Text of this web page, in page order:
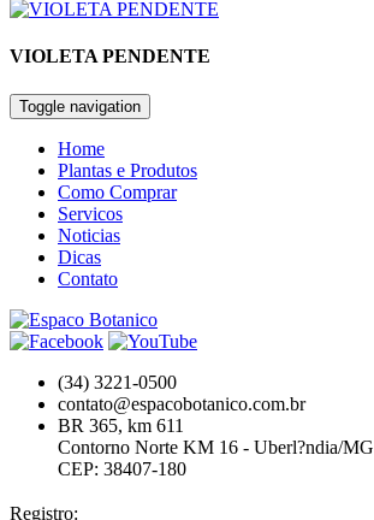
VIOLETA PENDENTE
Toggle navigation
Home
Plantas e Produtos
Como Comprar
Servicos
Noticias
Dicas
Contato
(34) 3221-0500
contato@espacobotanico.com.br
BR 365, km 611
Contorno Norte KM 16 - Uberl?ndia/MG
CEP: 38407-180
Registro: